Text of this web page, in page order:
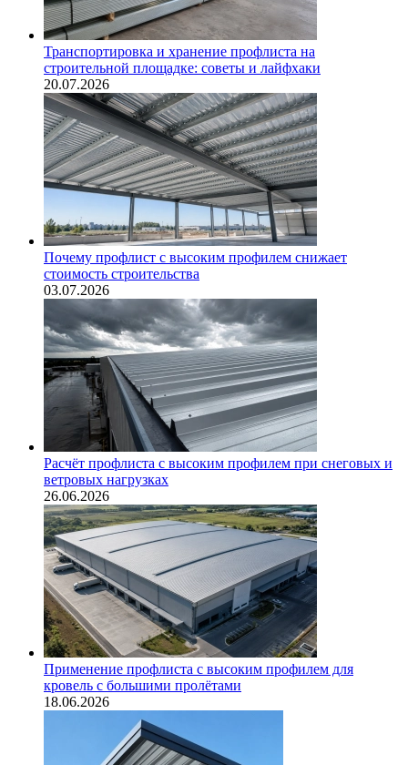
Транспортировка и хранение профлиста на
строительной площадке: советы и лайфхаки
20.07.2026
Почему профлист с высоким профилем снижает
стоимость строительства
03.07.2026
Расчёт профлиста с высоким профилем при снеговых и
ветровых нагрузках
26.06.2026
Применение профлиста с высоким профилем для
кровель с большими пролётами
18.06.2026